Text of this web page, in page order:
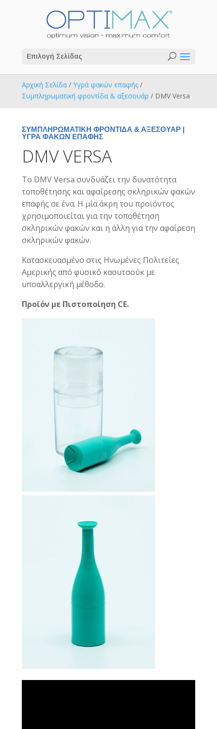
Επιλογή Σελίδας
Αρχική Σελίδα/ Υγρά φακών επαφής/
Συμπληρωματική φροντίδα & αξεσουάρ / DMV Versa
ΣΥΜΠΛΗΡΩΜΑΤΙΚΉ ΦΡΟΝΤΊΔΑ & ΑΞΕΣΟΥΆΡ|
ΥΓΡΆ ΦΑΚΏΝ ΕΠΑΦΉΣ
DMV VERSA
Το DMV Versa συνδυάζει την δυνατότητα
τοποθέτησης και αφαίρεσης σκληρικών φακών
επαφής σε ένα. Η μία άκρη του προϊόντος
χρησιμοποιείται για την τοποθέτηση
σκληρικών φακών και η άλλη για την αφαίρεση
σκληρικών φακών.
Κατασκευασμένο στις Ηνωμένες Πολιτείες
Αμερικής από φυσικό καουτσούκ με
υποαλλεργική μέθοδο.
Προϊόν με Πιστοποίηση CE.